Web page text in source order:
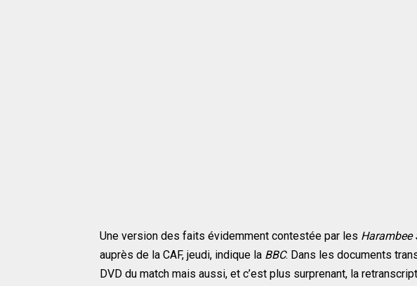
Une version des faits évidemment contestée par les Harambee
auprès de la CAF, jeudi, indique la BBC. Dans les documents
DVD du match mais aussi, et c’est plus surprenant, la